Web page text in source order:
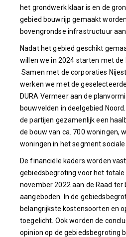
het grondwerk klaar is en de
gebied bouwrijp gemaakt
bovengrondse infrastructuur
Nadat het gebied geschikt
willen we in 2024 starten met de
Samen met de corporaties
werken we met de
DURA Vermeer aan de
bouwvelden in deelgebied
de partijen gezamenlijk een
de bouw van ca. 700 woningen,
woningen in het segment
De financiële kaders worden
gebiedsbegroting voor het
november 2022 aan de Raad ter
aangeboden. In de
belangrijkste kostensoorten en
toegelicht. Ook worden de
opinion op de gebiedsbegroting